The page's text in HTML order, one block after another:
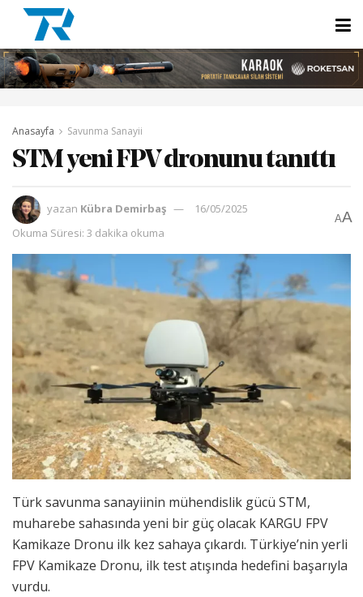
Anasayfa Savunma Sanayii
STM yeni FPV dronunu tanıttı
yazan Kübra Demirbaş
16/05/2025
Okuma Süresi: 3 dakika okuma
AA
Türk savunma sanayiinin mühendislik gücü STM,
muharebe sahasında yeni bir güç olacak KARGU FPV
Kamikaze Dronu ilk kez sahaya çıkardı. Türkiye’nin yerli
FPV Kamikaze Dronu, ilk test atışında hedefini başarıyla
vurdu.